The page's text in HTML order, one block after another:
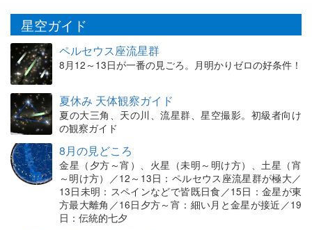
星空ガイド
ペルセウス座流星群
8月12～13日が一番の見ごろ。月明かりゼロの好条件！
夏休み 天体観察ガイド
夏の大三角、天の川、流星群、星空撮影。初級者向け
の観察ガイド
8月の見どころ
金星（夕方～宵）、火星（未明～明け方）、土星（宵
～明け方）／12～13日：ペルセウス座流星群が極大／
13日未明：スペインなどで皆既日食／15日：金星が東
方最大離角／16日夕方～宵：細い月と金星が接近／19
日：伝統的七夕